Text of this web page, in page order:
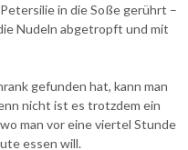
in die Soße gerührt –
Nudeln abgetropft und mit
gefunden hat, kann man
nicht ist es trotzdem ein
man vor eine viertel Stunde
essen will.